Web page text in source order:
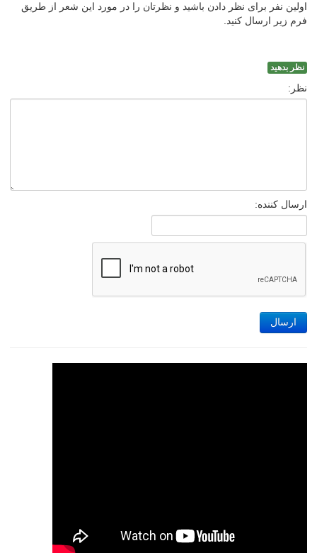
اولین نفر برای نظر دادن باشید و نظرتان را در مورد این شعر از طریق
فرم زیر ارسال کنید.
نظر بدهید
نظر:
ارسال کننده:
ارسال